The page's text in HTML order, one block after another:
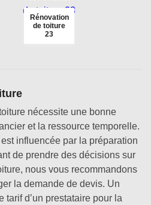
Rénovation
de toiture
23
nécessite une bonne
et la ressource temporelle.
influencée par la préparation
de prendre des décisions sur
nous vous recommandons
la demande de devis. Un
tarif d’un prestataire pour la